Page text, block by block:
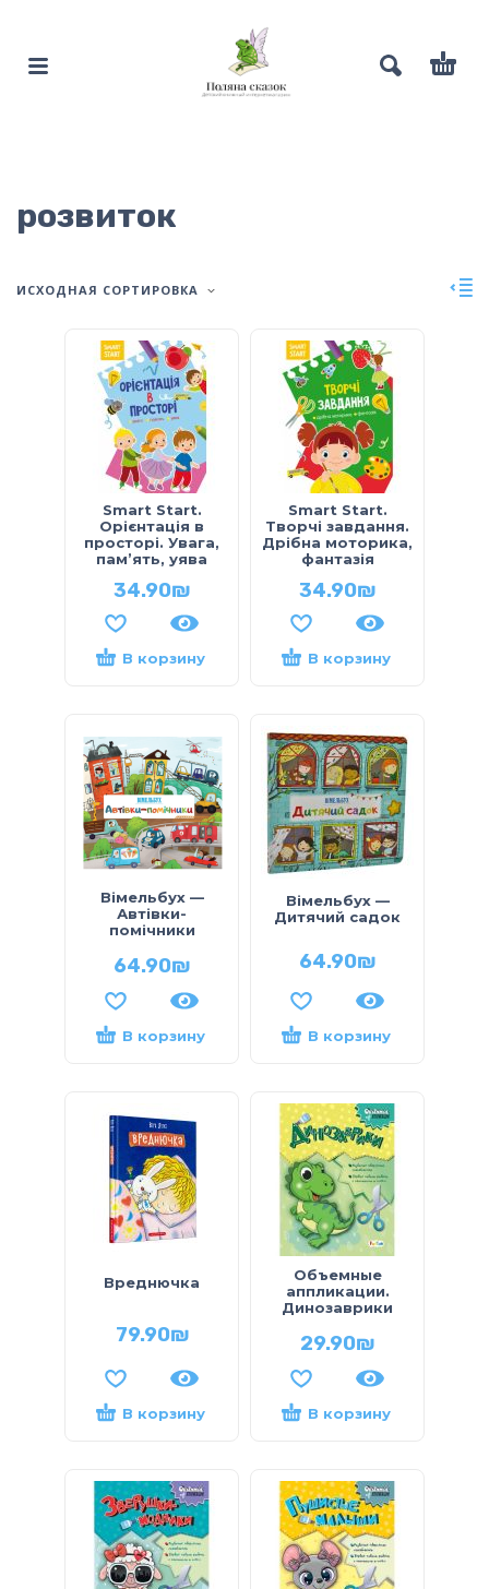
розвиток
ИСХОДНАЯ СОРТИРОВКА
Smart Start.
Орієнтація в
просторі. Увага,
пам’ять, уява
34.90₪
В корзину
Smart Start.
Творчі завдання.
Дрібна моторика,
фантазія
34.90₪
В корзину
Вімельбух —
Автівки-
помічники
64.90₪
В корзину
Вімельбух —
Дитячий садок
64.90₪
В корзину
Вреднючка
79.90₪
В корзину
Объемные
аппликации.
Динозаврики
29.90₪
В корзину